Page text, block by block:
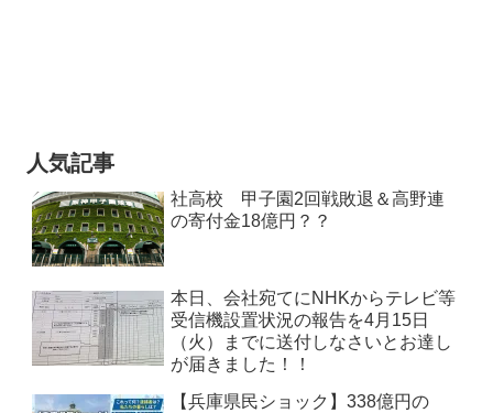
人気記事
社高校 甲子園2回戦敗退＆高野連
の寄付金18億円？？
本日、会社宛てにNHKからテレビ等
受信機設置状況の報告を4月15日
（火）までに送付しなさいとお達し
が届きました！！
【兵庫県民ショック】338億円の